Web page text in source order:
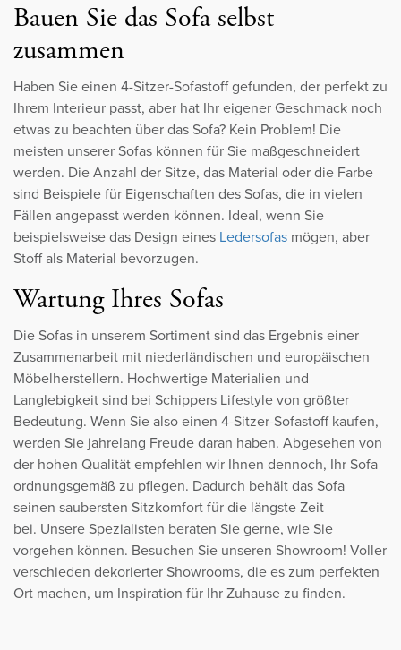
Bauen Sie das Sofa selbst
zusammen
Haben Sie einen 4-Sitzer-Sofastoff gefunden, der perfekt zu
Ihrem Interieur passt, aber hat Ihr eigener Geschmack noch
etwas zu beachten über das Sofa? Kein Problem! Die
meisten unserer Sofas können für Sie maßgeschneidert
werden. Die Anzahl der Sitze, das Material oder die Farbe
sind Beispiele für Eigenschaften des Sofas, die in vielen
Fällen angepasst werden können. Ideal, wenn Sie
beispielsweise das Design eines Ledersofas mögen, aber
Stoff als Material bevorzugen.
Wartung Ihres Sofas
Die Sofas in unserem Sortiment sind das Ergebnis einer
Zusammenarbeit mit niederländischen und europäischen
Möbelherstellern. Hochwertige Materialien und
Langlebigkeit sind bei Schippers Lifestyle von größter
Bedeutung. Wenn Sie also einen 4-Sitzer-Sofastoff kaufen,
werden Sie jahrelang Freude daran haben. Abgesehen von
der hohen Qualität empfehlen wir Ihnen dennoch, Ihr Sofa
ordnungsgemäß zu pflegen. Dadurch behält das Sofa
seinen saubersten Sitzkomfort für die längste Zeit
bei. Unsere Spezialisten beraten Sie gerne, wie Sie
vorgehen können. Besuchen Sie unseren Showroom! Voller
verschieden dekorierter Showrooms, die es zum perfekten
Ort machen, um Inspiration für Ihr Zuhause zu finden.